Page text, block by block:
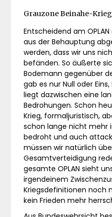
Grauzone Beinahe-Krieg
Entscheidend am
aus der Behauptung
werden, dass wir uns
befänden. So äußerte
Bodemann gegenüber
gab es nur Null oder
liegt dazwischen eine
Bedrohungen. Schon
Krieg, formaljuristisch,
schon lange nicht mehr
bedroht und auch
müssen wir natürlich
Gesamtverteidigung
gesamte OPLAN sieht
irgendeinem
Kriegsdefinitionen noch
kein Frieden mehr